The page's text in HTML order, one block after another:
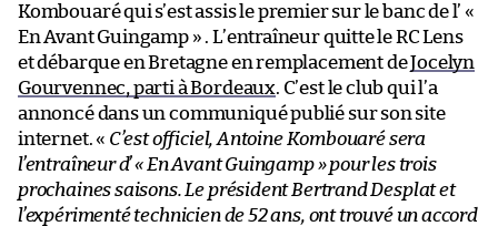
Kombouaré qui s’est assis le premier sur le banc de l’ «
En Avant Guingamp » . L’entraîneur quitte le RC Lens
et débarque en Bretagne en remplacement deJocelyn
Gourvennec, parti à Bordeaux. C’est le club qui l’a
annoncé dans un communiqué publié sur son site
internet. « C’est officiel, Antoine Kombouaré sera
l’entraîneur d’ « En Avant Guingamp » pour les trois
prochaines saisons. Le président Bertrand Desplat et
l’expérimenté technicien de 52 ans, ont trouvé un accord